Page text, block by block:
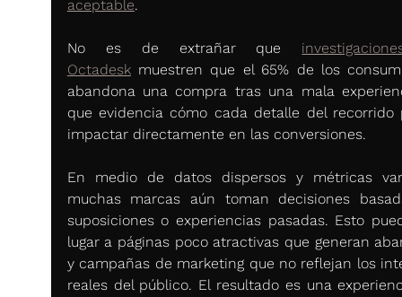
aceptable.
No es de extrañar que
Octadesk muestren que el 65% de los
abandona una compra tras una mala
que evidencia cómo cada detalle del recorrido
impactar directamente en las conversiones.
En medio de datos dispersos y métricas
muchas marcas aún toman decisiones
suposiciones o experiencias pasadas. Esto
lugar a páginas poco atractivas que generan
y campañas de marketing que no reflejan los
reales del público. El resultado es una